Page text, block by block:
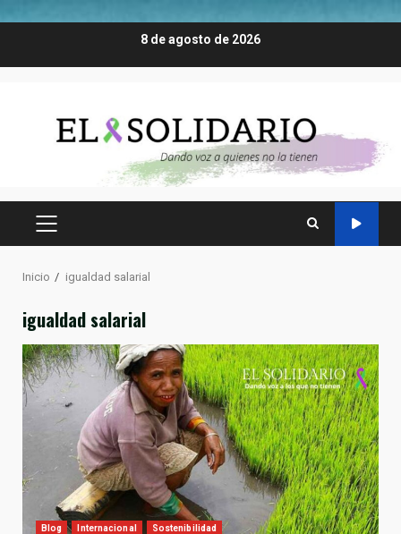
8 de agosto de 2026
MENÚ
Inicio igualdad salarial
igualdad salarial
Blog Internacional Sostenibilidad